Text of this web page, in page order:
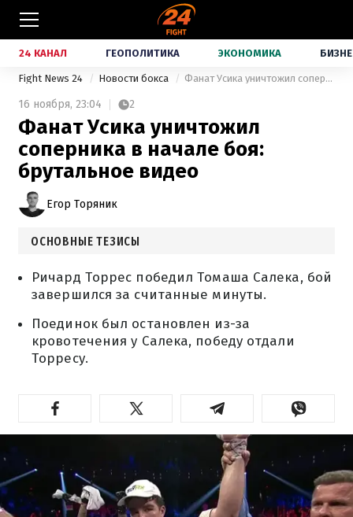
24 КАНАЛ ГЕОПОЛИТИКА ЭКОНОМИКА
Fight News 24 Новости бокса Фанат Усика уничтожил соперника в начале боя: брутальное видео
16 ноября, 23:04 2
Фанат Усика уничтожил
соперника в начале боя:
брутальное видео
Егор Торяник
ОСНОВНЫЕ ТЕЗИСЫ
Ричард Торрес победил Томаша Салека, бой
завершился за считанные минуты.
Поединок был остановлен из-за
кровотечения у Салека, победу отдали
Торресу.